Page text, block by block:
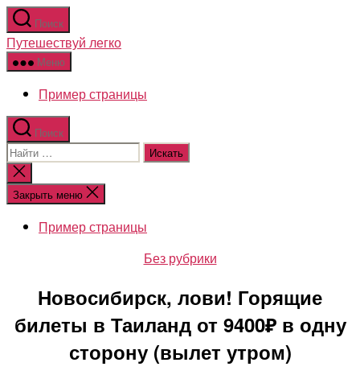
Перейти
к
содержимому
Поиск
Путешествуй легко
Меню
Пример страницы
Поиск
Поиск:
Закрыть
поиск
Закрыть меню
Пример страницы
Рубрики
Без рубрики
Новосибирск, лови! Горящие
билеты в Таиланд от 9400₽ в одну
сторону (вылет утром)